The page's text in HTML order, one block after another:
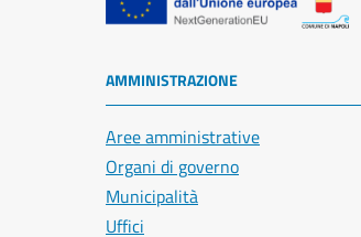
AMMINISTRAZIONE
Aree amministrative
Organi di governo
Municipalità
Uffici